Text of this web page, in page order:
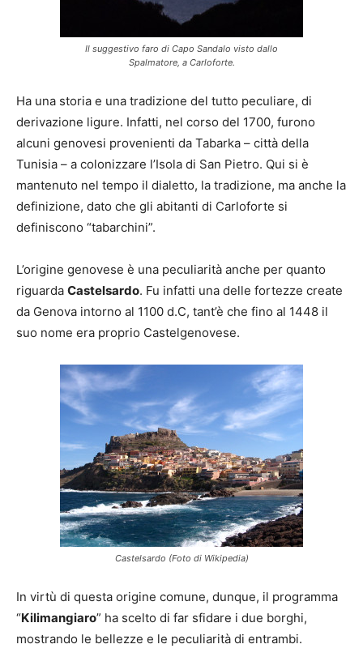
Il suggestivo faro di Capo Sandalo visto dallo
Spalmatore, a Carloforte.
Ha una storia e una tradizione del tutto peculiare, di
derivazione ligure. Infatti, nel corso del 1700, furono
alcuni genovesi provenienti da Tabarka – città della
Tunisia – a colonizzare l’Isola di San Pietro. Qui si è
mantenuto nel tempo il dialetto, la tradizione, ma anche la
definizione, dato che gli abitanti di Carloforte si
definiscono “tabarchini”.
L’origine genovese è una peculiarità anche per quanto
riguarda Castelsardo. Fu infatti una delle fortezze create
da Genova intorno al 1100 d.C, tant’è che fino al 1448 il
suo nome era proprio Castelgenovese.
Castelsardo (Foto di Wikipedia)
In virtù di questa origine comune, dunque, il programma
“Kilimangiaro” ha scelto di far sfidare i due borghi,
mostrando le bellezze e le peculiarità di entrambi.